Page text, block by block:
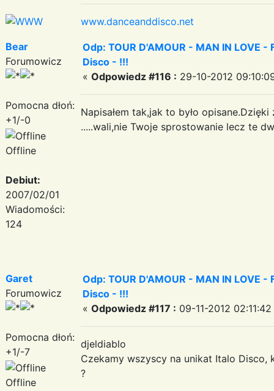
www.danceanddisco.net
Bear
Forumowicz
Pomocna dłoń:
+1/-0
Offline
Debiut:
2007/02/01
Wiadomości:
124
Odp: TOUR D'AMOUR - MAN IN LOVE
Disco - !!!
« Odpowiedz #116 : 29-10-2012
Napisałem tak,jak to było
.....wali,nie Twoje sprostowanie lecz te
Garet
Forumowicz
Pomocna dłoń:
+1/-7
Offline
Odp: TOUR D'AMOUR - MAN IN LOVE
Disco - !!!
« Odpowiedz #117 : 09-11-2012 02:11:42
djeldiablo
Czekamy wszyscy na unikat Italo
?